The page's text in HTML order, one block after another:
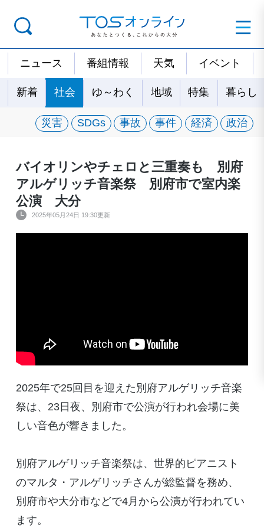
ニュース 番組情報 天気 イベント
新着 社会 ゆ～わく 地域 特集 暮らし
災害 SDGs 事故 事件 経済 政治
バイオリンやチェロと三重奏も 別府
アルゲリッチ音楽祭 別府市で室内楽
公演 大分
2025年05月24日 19:30更新
2025年で25回目を迎えた別府アルゲリッチ音楽
祭は、23日夜、別府市で公演が行われ会場に美
しい音色が響きました。
別府アルゲリッチ音楽祭は、世界的ピアニスト
のマルタ・アルゲリッチさんが総監督を務め、
別府市や大分市などで4月から公演が行われてい
ます。